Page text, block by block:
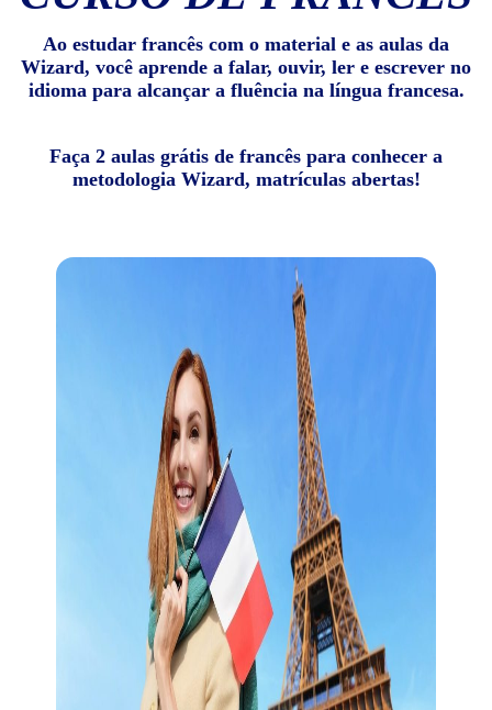
Ao estudar francês com o material e as aulas da
Wizard, você aprende a falar, ouvir, ler e escrever no
idioma para alcançar a fluência na língua francesa.
Faça 2 aulas grátis de francês para conhecer a
metodologia Wizard, matrículas abertas!